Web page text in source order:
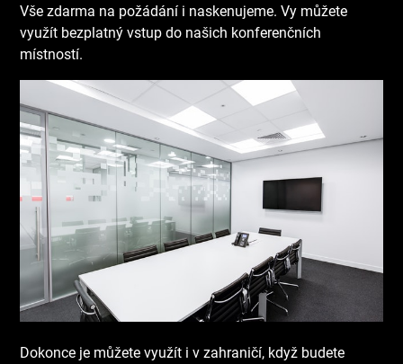
Vše zdarma na požádání i naskenujeme. Vy můžete
využít bezplatný vstup do našich konferenčních
místností.
Dokonce je můžete využít i v zahraničí, když budete